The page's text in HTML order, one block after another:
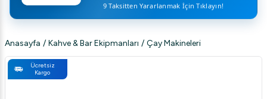
9 Taksitten Yararlanmak İçin Tıklayın!
Anasayfa / Kahve & Bar Ekipmanları / Çay Makineleri
Ücretsiz
Kargo